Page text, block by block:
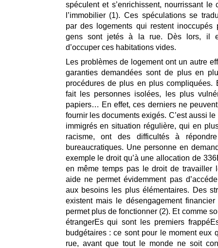
spéculent et s’enrichissent, nourrissant le
l’immobilier (1). Ces spéculations se
par des logements qui restent inoccupés
gens sont jetés à la rue. Dès lors, il
d’occuper ces habitations vides.
Les problèmes de logement ont un autre
garanties demandées sont de plus en
procédures de plus en plus compliquées.
fait les personnes isolées, les plus
papiers… En effet, ces derniers ne
fournir les documents exigés. C’est aussi
immigrés en situation régulière, qui en
racisme, ont des difficultés à
bureaucratiques. Une personne en
exemple le droit qu’à une allocation de
en même temps pas le droit de travailler
aide ne permet évidemment pas
aux besoins les plus élémentaires. Des
existent mais le désengagement
permet plus de fonctionner (2). Et comme
étrangerEs qui sont les premiers
budgétaires : ce sont pour le moment eux
rue, avant que tout le monde ne soit